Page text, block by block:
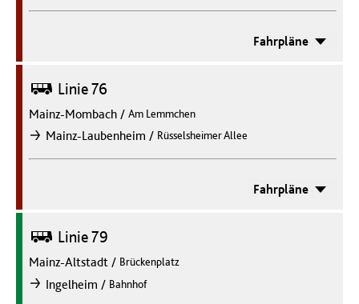
Fahrpläne
Bus Linie 76
Mainz-Mombach / Am Lemmchen
nachMainz-Laubenheim / Rüsselsheimer Allee
Fahrpläne
Bus Linie 79
Mainz-Altstadt / Brückenplatz
nachIngelheim / Bahnhof